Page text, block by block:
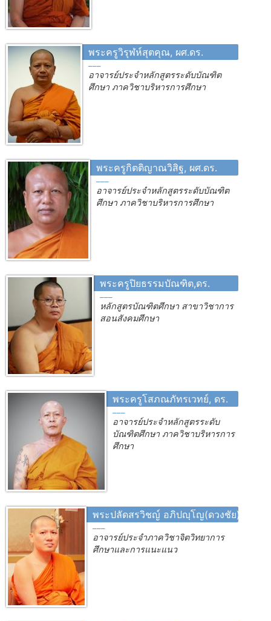
พระครูวิรุฬห์สุตคุณ, ผศ.ดร.
อาจารย์ประจำหลักสูตรระดับบัณฑิต
ศึกษา ภาควิชาบริหารการศึกษา
พระครูกิตติญาณวิสิฐ, ผศ.ดร.
อาจารย์ประจำหลักสูตรระดับบัณฑิต
ศึกษา ภาควิชาบริหารการศึกษา
พระครูปิยธรรมบัณฑิต,ดร.
หลักสูตรบัณฑิตศึกษา สาขาวิชาการ
สอนสังคมศึกษา
พระครูโสภณภัทรเวทย์, ดร.
อาจารย์ประจำหลักสูตรระดับ
บัณฑิตศึกษา ภาควิชาบริหารการ
ศึกษา
พระปลัดสรวิชญ์ อภิปญฺโญ(ดวงชัย),ผศ.ดร.
อาจารย์ประจำภาควิชาจิตวิทยาการ
ศึกษาและการแนะแนว